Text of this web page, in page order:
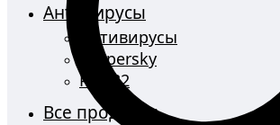
Антивирусы
Антивирусы
Kaspersky
PRO32
Все продукты